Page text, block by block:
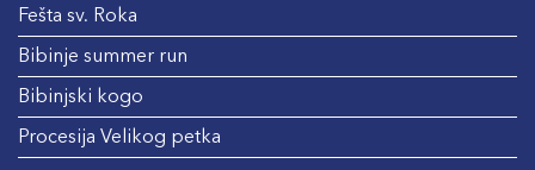
Fešta sv. Roka
Bibinje summer run
Bibinjski kogo
Procesija Velikog petka